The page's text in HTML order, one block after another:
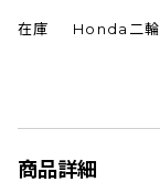
在庫 Honda二輪
商品詳細